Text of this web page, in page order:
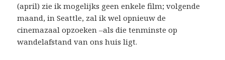
(april) zie ik mogelijks geen enkele film; volgende
maand, in Seattle, zal ik wel opnieuw de
cinemazaal opzoeken –als die tenminste op
wandelafstand van ons huis ligt.